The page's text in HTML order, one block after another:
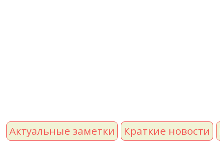
Актуальные заметки Краткие новости